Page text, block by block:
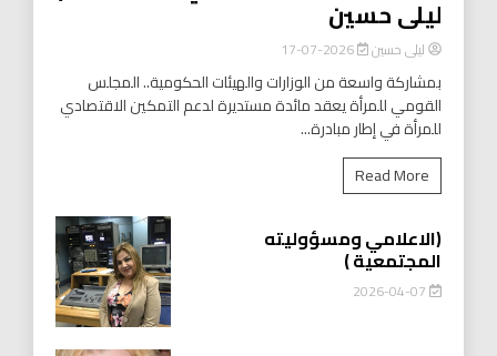
ليلى حسين
ليلى حسين 2026-07-17
بمشاركة واسعة من الوزارات والهيئات الحكومية.. المجلس
القومي للمرأة يعقد مائدة مستديرة لدعم التمكين الاقتصادي
للمرأة في إطار مبادرة...
Read More
(الاعلامي ومسؤوليته
المجتمعية )
2026-04-07